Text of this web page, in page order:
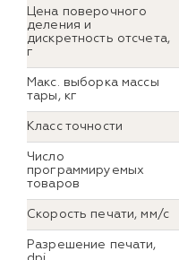
Цена поверочного
деления и
дискретность отсчета,
г
Макс. выборка массы
тары, кг
Класс точности
Число
программируемых
товаров
Скорость печати, мм/с
Разрешение печати,